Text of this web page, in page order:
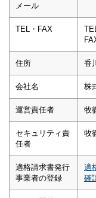
メール
TEL・FAX
住所 香
会社名 株
運営責任者 牧
セキュリティ責
任者
牧
適格請求書発行
事業者の登録
適
確